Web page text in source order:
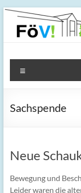
Zum
springen
FöV! –
IGS
Sachspende
Neue
Bewegung und
Leider waren die